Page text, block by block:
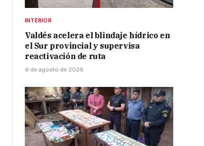
INTERIOR
Valdés acelera el blindaje hídrico en
el Sur provincial y supervisa
reactivación de ruta
6 de agosto de 2026